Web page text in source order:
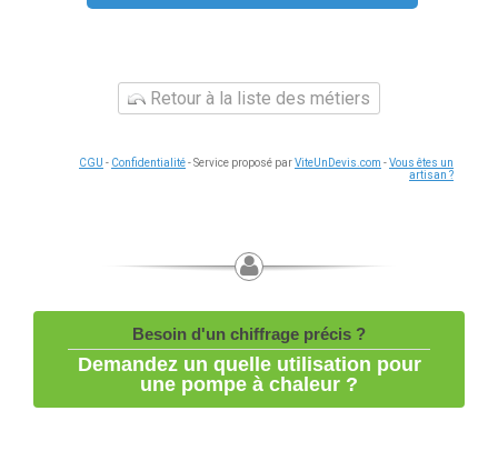
Retour à la liste des métiers
CGU - Confidentialité- Service proposé parViteUnDevis.com -Vous êtes un
artisan ?
Besoin d'un chiffrage précis ?
Demandez un quelle utilisation pour
une pompe à chaleur ?